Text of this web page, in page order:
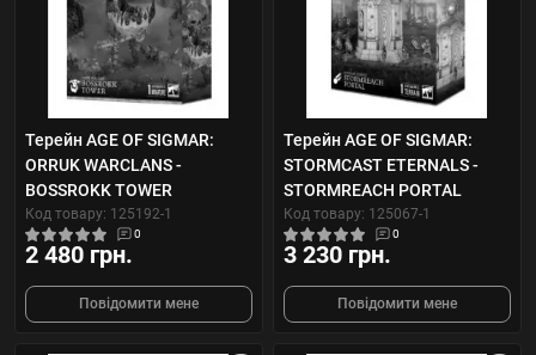
Терейн AGE OF SIGMAR:
ORRUK WARCLANS -
BOSSROKK TOWER
Код товару: 125192-1
0
2 480 грн.
Повідомити мене
Терейн AGE OF SIGMAR:
STORMCAST ETERNALS -
STORMREACH PORTAL
Код товару: 125067-1
0
3 230 грн.
Повідомити мене